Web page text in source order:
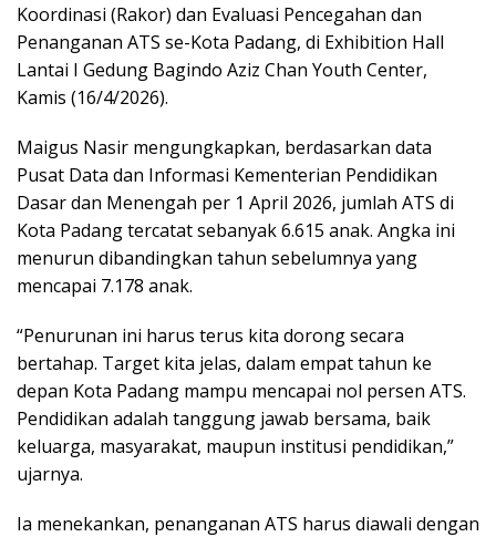
Koordinasi (Rakor) dan Evaluasi Pencegahan dan
Penanganan ATS se-Kota Padang, di Exhibition Hall
Lantai I Gedung Bagindo Aziz Chan Youth Center,
Kamis (16/4/2026).
Maigus Nasir mengungkapkan, berdasarkan data
Pusat Data dan Informasi Kementerian Pendidikan
Dasar dan Menengah per 1 April 2026, jumlah ATS di
Kota Padang tercatat sebanyak 6.615 anak. Angka ini
menurun dibandingkan tahun sebelumnya yang
mencapai 7.178 anak.
“Penurunan ini harus terus kita dorong secara
bertahap. Target kita jelas, dalam empat tahun ke
depan Kota Padang mampu mencapai nol persen ATS.
Pendidikan adalah tanggung jawab bersama, baik
keluarga, masyarakat, maupun institusi pendidikan,”
ujarnya.
Ia menekankan, penanganan ATS harus diawali dengan